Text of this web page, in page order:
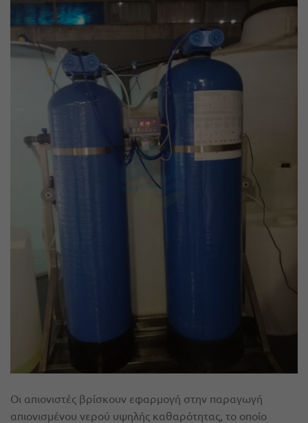
Οι απιονιστές βρίσκουν εφαρμογή στην παραγωγή
απιονισμένου νερού υψηλής καθαρότητας, το οποίο